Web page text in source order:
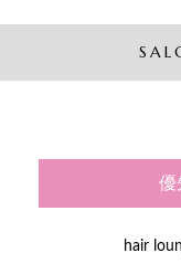
優
hair